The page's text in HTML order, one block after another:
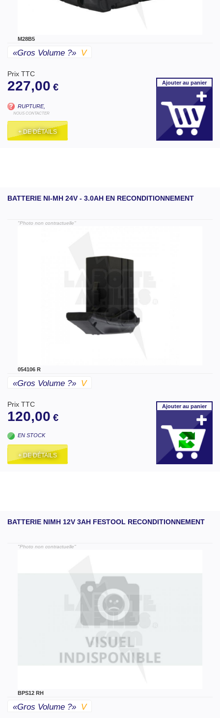
M28B5
«gros Volume ?» V
Prix TTC
227,00 €
RUPTURE,
NOUS CONTACTER
+ DE DÉTAILS
Ajouterau panier
BATTERIE NI-MH 24V - 3.0AH EN RECONDITIONNEMENT
"Photo non contractuelle"
054106 R
«gros Volume ?» V
Prix TTC
120,00 €
EN STOCK
+ DE DÉTAILS
Ajouterau panier
BATTERIE NIMH 12V 3AH FESTOOL RECONDITIONNEMENT
"Photo non contractuelle"
BPS12 RH
«gros Volume ?» V